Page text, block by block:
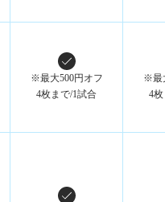
※最大500円オフ
4枚まで/1試合
※最
4